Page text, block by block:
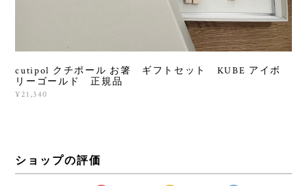
cutipol クチポール お箸 ギフトセット KUBE アイボ
リーゴールド 正規品
¥21,340
ショップの評価